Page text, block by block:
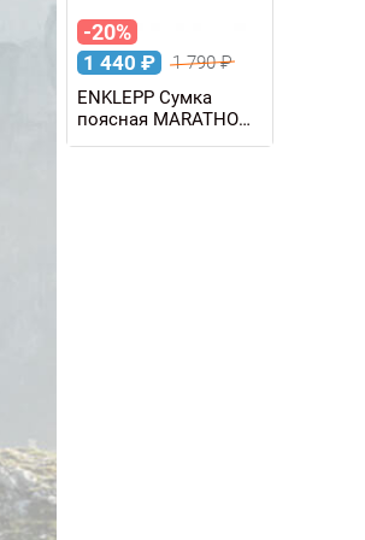
-20%
1 440 ₽ 1 790₽
ENKLEPP Сумка
поясная MARATHON
WAIST BAG